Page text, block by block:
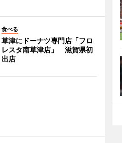
食べる
草津にドーナツ専門店「フロ
レスタ南草津店」 滋賀県初
出店